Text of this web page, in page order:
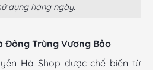
dụng hàng ngày.
Đông Trùng Vương Bảo
Hà Shop được chế biến từ